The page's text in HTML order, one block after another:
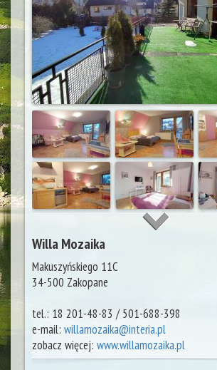
Willa Mozaika
Makuszyńskiego 11C
34-500 Zakopane
tel.: 18 201-48-83 / 501-688-398
e-mail: willamozaika@interia.pl
zobacz więcej: www.willamozaika.pl